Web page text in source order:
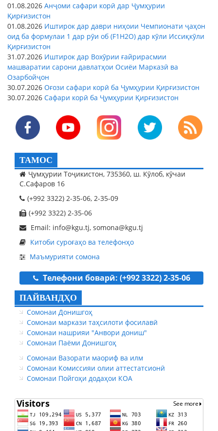
01.08.2026 Анҷоми сафари корӣ дар Ҷумҳурии
Қирғизистон
01.08.2026 Иштирок дар даври ниҳоии Чемпионати ҷаҳон
оид ба формулаи 1 дар рӯи об (F1H2O) дар кӯли Иссиқкӯли
Қирғизистон
31.07.2026 Иштирок дар Вохӯрии ғайрирасмии
машваратии сарони давлатҳои Осиёи Марказӣ ва
Озарбойҷон
30.07.2026 Оғози сафари корӣ ба Ҷумҳурии Қирғизистон
30.07.2026 Сафари корӣ ба Ҷумҳурии Қирғизистон
ТАМОС
Ҷумҳурии Тоҷикистон, 735360, ш. Кӯлоб, кӯчаи
С.Сафаров 16
(+992 3322) 2-35-06, 2-35-09
(+992 3322) 2-35-06
Email: info@kgu.tj, somona@kgu.tj
Китоби суроғаҳо ва телефонҳо
Маъмурияти сомона
Телефони боварӣ: (+992 3322) 2-35-06
ПАЙВАНДҲО
Сомонаи Донишгоҳ
Сомонаи маркази таҳсилоти фосилавӣ
Сомонаи нашрияи "Анвори дониш"
Сомонаи Паёми Донишгоҳ
Сомонаи Вазорати маориф ва илм
Сомонаи Комиссияи олии аттестатсионӣ
Сомонаи Пойгоҳи додаҳои КОА